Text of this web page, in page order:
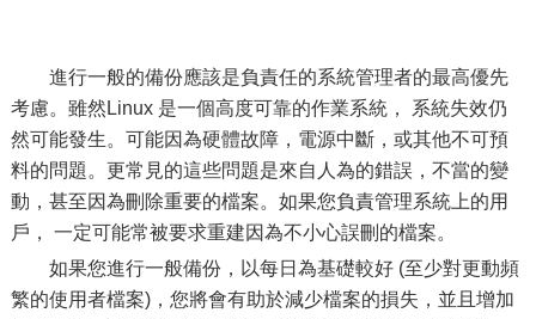
進行一般的備份應該是負責任的系統管理者的最高優先
考慮。雖然Linux 是一個高度可靠的作業系統， 系統失效仍
然可能發生。可能因為硬體故障，電源中斷，或其他不可預
料的問題。更常見的這些問題是來自人為的錯誤，不當的變
動，甚至因為刪除重要的檔案。如果您負責管理系統上的用
戶， 一定可能常被要求重建因為不小心誤刪的檔案。
如果您進行一般備份，以每日為基礎較好 (至少對更動頻
繁的使用者檔案)，您將會有助於減少檔案的損失，並且增加